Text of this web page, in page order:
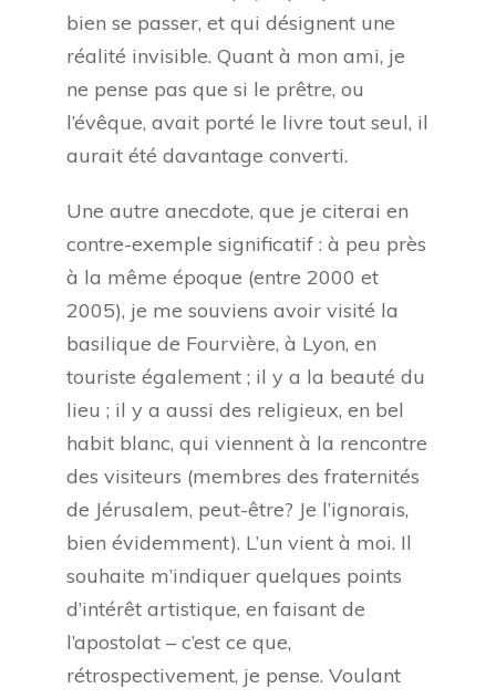
bien se passer, et qui désignent une
réalité invisible. Quant à mon ami, je
ne pense pas que si le prêtre, ou
l’évêque, avait porté le livre tout seul, il
aurait été davantage converti.
Une autre anecdote, que je citerai en
contre-exemple significatif : à peu près
à la même époque (entre 2000 et
2005), je me souviens avoir visité la
basilique de Fourvière, à Lyon, en
touriste également ; il y a la beauté du
lieu ; il y a aussi des religieux, en bel
habit blanc, qui viennent à la rencontre
des visiteurs (membres des fraternités
de Jérusalem, peut-être? Je l’ignorais,
bien évidemment). L’un vient à moi. Il
souhaite m’indiquer quelques points
d’intérêt artistique, en faisant de
l’apostolat – c’est ce que,
rétrospectivement, je pense. Voulant